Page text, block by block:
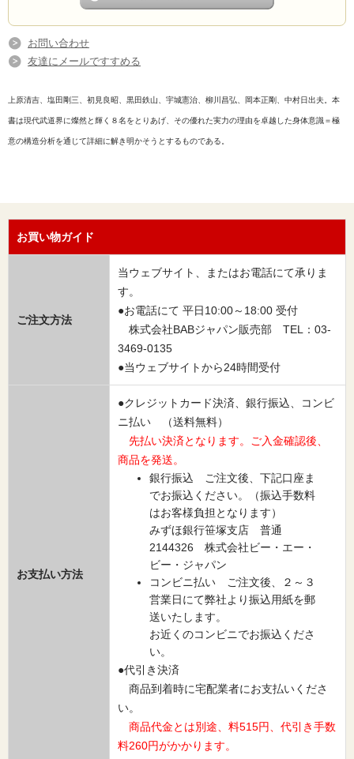
お問い合わせ
友達にメールですすめる
上原清吉、塩田剛三、初見良昭、黒田鉄山、宇城憲治、柳川昌弘、岡本正剛、中村日出夫。本
書は現代武道界に燦然と輝く８名をとりあげ、その優れた実力の理由を卓越した身体意識＝極
意の構造分析を通じて詳細に解き明かそうとするものである。
お買い物ガイド
ご注文方法
当ウェブサイト、またはお電話にて承りま
す。
●お電話にて 平日10:00～18:00 受付
株式会社BABジャパン販売部 TEL：03-
3469-0135
●当ウェブサイトから24時間受付
お支払い方法
●クレジットカード決済、銀行振込、コンビ
ニ払い （送料無料）
先払い決済となります。ご入金確認後、
商品を発送。
銀行振込 ご注文後、下記口座ま
でお振込ください。（振込手数料
はお客様負担となります）
みずほ銀行笹塚支店 普通
2144326 株式会社ビー・エー・
ビー・ジャパン
コンビニ払い ご注文後、２～３
営業日にて弊社より振込用紙を郵
送いたします。
お近くのコンビニでお振込くださ
い。
●代引き決済
商品到着時に宅配業者にお支払いくださ
い。
商品代金とは別途、料515円、代引き手数
料260円がかかります。